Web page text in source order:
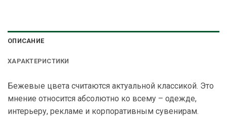
ОПИСАНИЕ
ХАРАКТЕРИСТИКИ
Бежевые цвета считаются актуальной классикой. Это
мнение относится абсолютно ко всему – одежде,
интерьеру, рекламе и корпоративным сувенирам.